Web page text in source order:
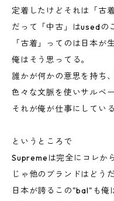
定着したけどそれは「古
だって「中古」はusedの
「古着」ってのは日本が
俺はそう思ってる。
誰かが何かの意思を持ち
色々な文脈を使いサルベ
それが俺が仕事にしてい
というところで
Supremeは完全にコレか
じゃ他のブランドはどう
日本が誇るこの"bal"も俺